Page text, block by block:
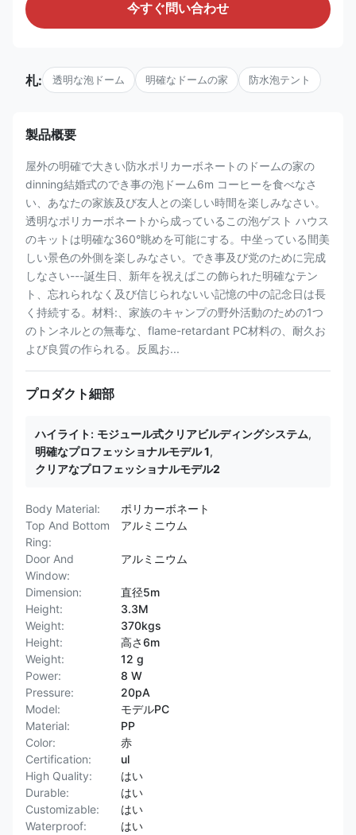
今すぐ問い合わせ
札: 透明な泡ドーム 明確なドームの家 防水泡テント
製品概要
屋外の明確で大きい防水ポリカーボネートのドームの家の
dinning結婚式のでき事の泡ドーム6m コーヒーを食べなさ
い、あなたの家族及び友人との楽しい時間を楽しみなさい。
透明なポリカーボネートから成っているこの泡ゲスト ハウス
のキットは明確な360°眺めを可能にする。中坐っている間美
しい景色の外側を楽しみなさい。でき事及び党のために完成
しなさい---誕生日、新年を祝えばこの飾られた明確なテン
ト、忘れられなく及び信じられないい記憶の中の記念日は長
く持続する。材料:、家族のキャンプの野外活動のための1つ
のトンネルとの無毒な、flame-retardant PC材料の、耐久お
よび良質の作られる。反風お...
プロダクト細部
ハイライト: モジュール式クリアビルディングシステム,
明確なプロフェッショナルモデル 1,
クリアなプロフェッショナルモデル2
Body Material:
ポリカーボネート
Top And Bottom
Ring:
アルミニウム
Door And
Window:
アルミニウム
Dimension:
直径5m
Height:
3.3M
Weight:
370kgs
Height:
高さ6m
Weight:
12 g
Power:
8 W
Pressure:
20pA
Model:
モデルPC
Material:
PP
Color:
赤
Certification:
ul
High Quality:
はい
Durable:
はい
Customizable:
はい
Waterproof:
はい